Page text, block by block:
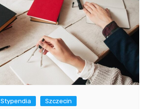
Stypendia Szczecin